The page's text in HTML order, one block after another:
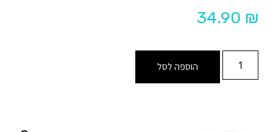
34.90 ₪
הוספה לסל